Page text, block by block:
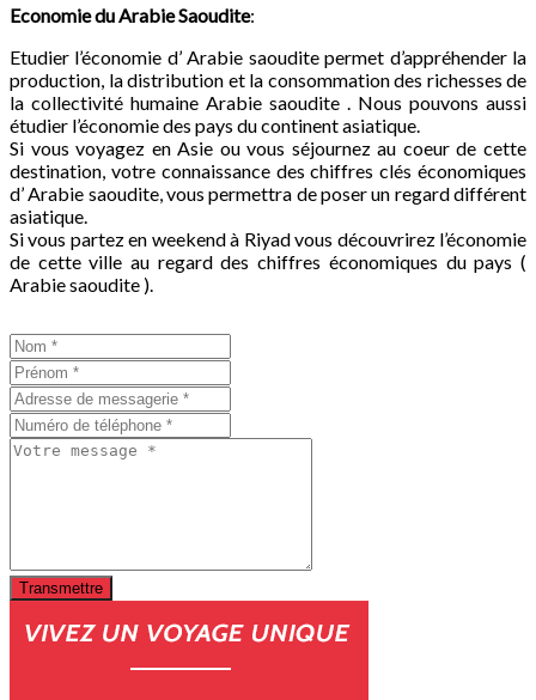
Economie duArabie Saoudite:
Etudier l’économie d’ Arabie saoudite permet d’appréhender la
production, la distribution et la consommation des richesses de
la collectivité humaine Arabie saoudite . Nous pouvons aussi
étudier l’économie des pays du continent asiatique.
Si vous voyagez en Asie ou vous séjournez au coeur de cette
destination, votre connaissance des chiffres clés économiques
d’ Arabie saoudite, vous permettra de poser un regard différent
asiatique.
Si vous partez en weekend à Riyad vous découvrirez l’économie
de cette ville au regard des chiffres économiques du pays (
Arabie saoudite ).